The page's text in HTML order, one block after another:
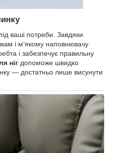
ваші потреби. Завдяки
і м’якому наповнювачу
і забезпечує правильну
ніг допоможе швидко
— достатньо лише висунути